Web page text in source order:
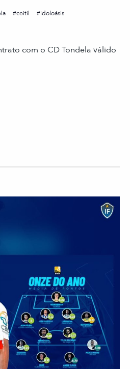
ceitil
idoloásis
com o CD Tondela válido